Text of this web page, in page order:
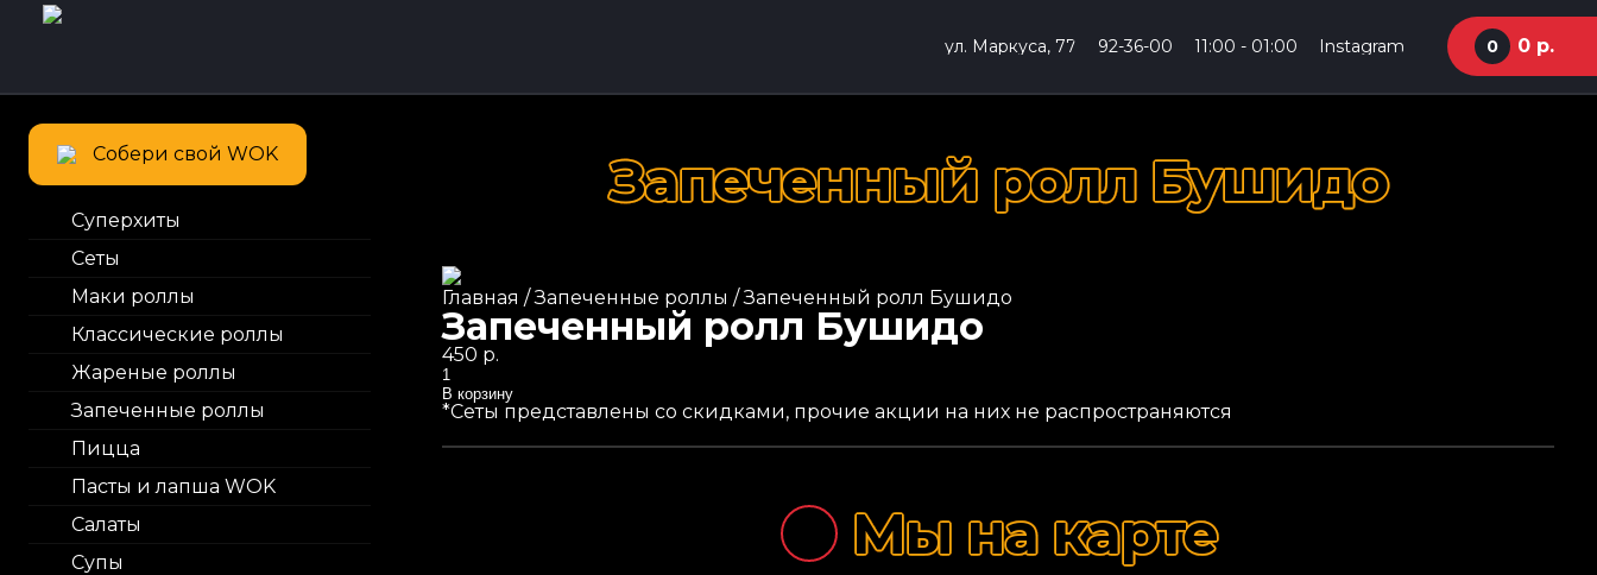
ул. Маркуса, 77 92-36-00 11:00 - 01:00 Instagram 0 0 р.
Собери свой WOK
Суперхиты
Сеты
Маки роллы
Классические роллы
Жареные роллы
Запеченные роллы
Пицца
Пасты и лапша WOK
Салаты
Супы
Запеченный ролл Бушидо
Главная /Запеченные роллы / Запеченный ролл Бушидо
Запеченный ролл Бушидо
450 р.
Количество
В корзину
*Сеты представлены со скидками, прочие акции на них не распространяются
Мы на карте